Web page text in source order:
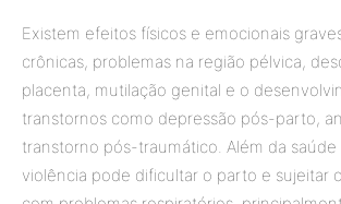
Existem efeitos físicos e emocionais
crônicas, problemas na região pélvica,
placenta, mutilação genital e o
transtornos como depressão pós-parto,
transtorno pós-traumático. Além da saúde
violência pode dificultar o parto e sujeitar